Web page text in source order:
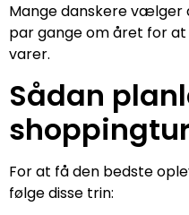
Mange danskere
par gange om året for
varer.
Sådan
For at få den bedste
følge disse trin: